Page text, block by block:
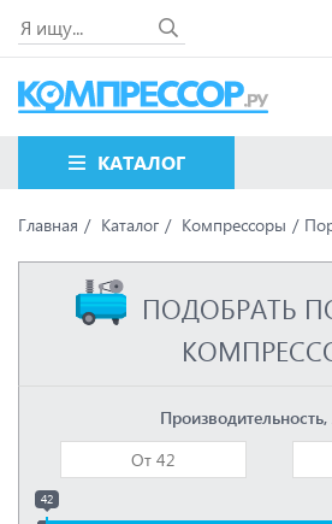
КАТАЛОГ
Главная Каталог Компрессоры
ПОДОБРАТЬ
42